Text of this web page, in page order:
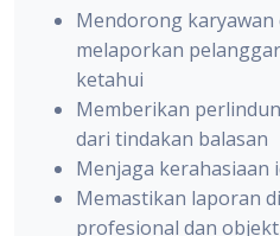
Mendorong
melaporkan
ketahui
Memberikan
dari tindakan balasan
Menjaga kerahasiaan
Memastikan laporan
profesional dan